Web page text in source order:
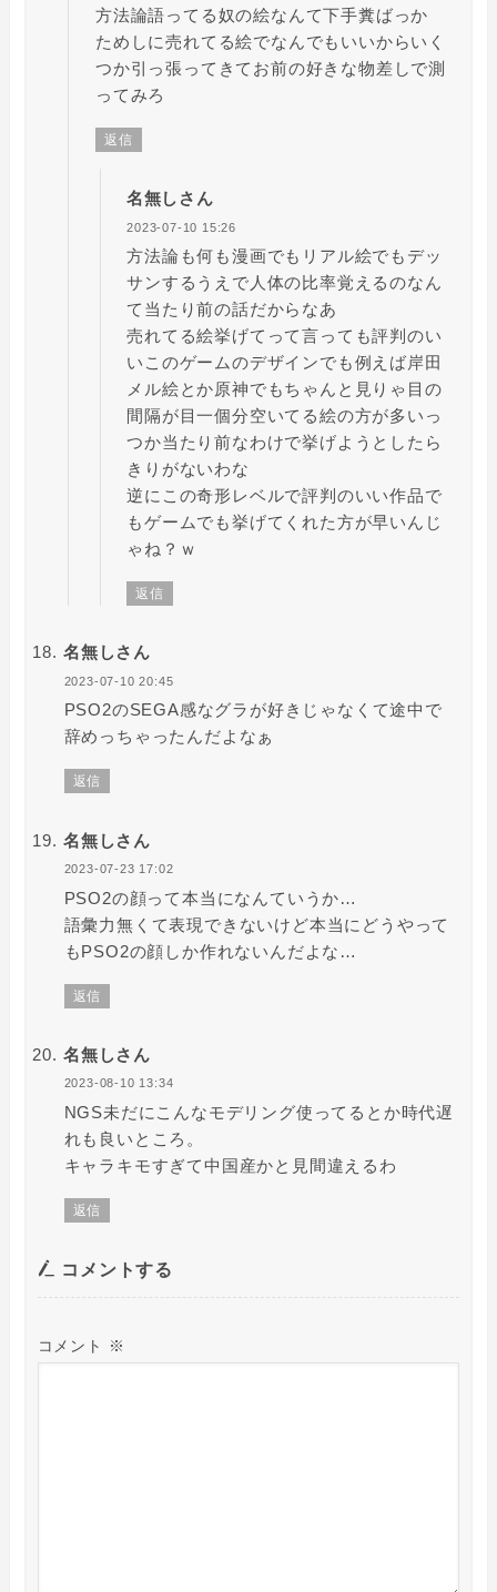
方法論語ってる奴の絵なんて下手糞ばっか
ためしに売れてる絵でなんでもいいからいく
つか引っ張ってきてお前の好きな物差しで測
ってみろ
返信
名無しさん
2023-07-10 15:26
方法論も何も漫画でもリアル絵でもデッ
サンするうえで人体の比率覚えるのなん
て当たり前の話だからなあ
売れてる絵挙げてって言っても評判のい
いこのゲームのデザインでも例えば岸田
メル絵とか原神でもちゃんと見りゃ目の
間隔が目一個分空いてる絵の方が多いっ
つか当たり前なわけで挙げようとしたら
きりがないわな
逆にこの奇形レベルで評判のいい作品で
もゲームでも挙げてくれた方が早いんじ
ゃね？ｗ
返信
名無しさん
2023-07-10 20:45
PSO2のSEGA感なグラが好きじゃなくて途中で
辞めっちゃったんだよなぁ
返信
名無しさん
2023-07-23 17:02
PSO2の顔って本当になんていうか…
語彙力無くて表現できないけど本当にどうやって
もPSO2の顔しか作れないんだよな…
返信
名無しさん
2023-08-10 13:34
NGS未だにこんなモデリング使ってるとか時代遅
れも良いところ。
キャラキモすぎて中国産かと見間違えるわ
返信
コメントする
コメント ※